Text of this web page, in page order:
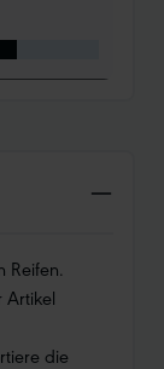
Reifen.
Artikel
die